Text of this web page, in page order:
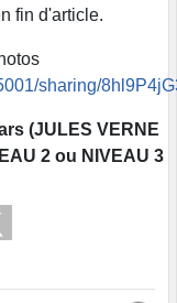
fin d'article.
sharing/
(JULES VERNE
2 ou NIVEAU 3